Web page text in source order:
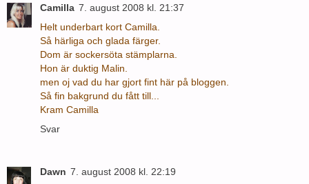
Camilla 7. august 2008 kl. 21:37
Helt underbart kort Camilla.
Så härliga och glada färger.
Dom är sockersöta stämplarna.
Hon är duktig Malin.
men oj vad du har gjort fint här på bloggen.
Så fin bakgrund du fått till...
Kram Camilla
Svar
Dawn 7. august 2008 kl. 22:19